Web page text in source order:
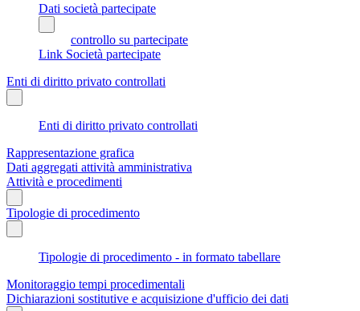
Dati società partecipate
controllo su partecipate
Link Società partecipate
Enti di diritto privato controllati
Enti di diritto privato controllati
Rappresentazione grafica
Dati aggregati attività amministrativa
Attività e procedimenti
Tipologie di procedimento
Tipologie di procedimento - in formato tabellare
Monitoraggio tempi procedimentali
Dichiarazioni sostitutive e acquisizione d'ufficio dei dati